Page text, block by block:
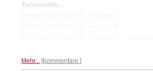
Turnierseite...
Mehr... Kommentare